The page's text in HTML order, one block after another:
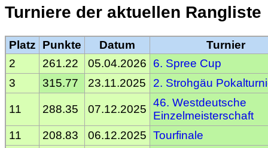
Turniere der aktuellen Rangliste
Platz Punkte Datum
Turnier
2
261.22 05.04.2026
6. Spree Cup
3
315.77 23.11.2025 2. Strohgäu
11 288.35 07.12.2025
46. Westdeutsche
Einzelmeisterschaft
11
208.83 06.12.2025 Tourfinale